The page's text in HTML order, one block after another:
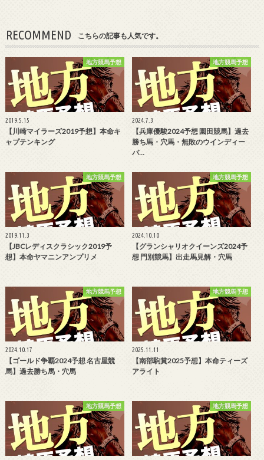
RECOMMEND こちらの記事も人気です。
地方競馬予想
2019.5.15
【川崎マイラーズ2019予想】本命キ
ャプテンキング
地方競馬予想
2024.7.3
【兵庫優駿2024予想 園田競馬】過去
勝ち馬・穴馬・無敗のウインディー
パ…
地方競馬予想
2019.11.3
【JBCレディスクラシック2019予
想】本命ヤマニンアンプリメ
地方競馬予想
2024.10.10
【グランシャリオクイーンズ2024予
想 門別競馬】出走馬見解・穴馬
地方競馬予想
2024.10.17
【ゴールド争覇2024予想 名古屋競
馬】過去勝ち馬・穴馬
地方競馬予想
2025.11.11
【南部駒賞2025予想】本命ティーズ
アライト
地方競馬予想 地方競馬予想